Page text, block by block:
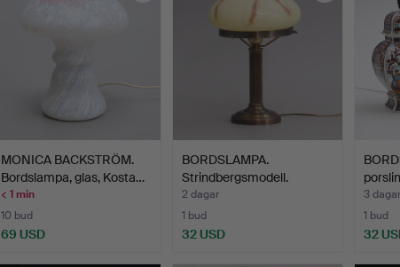
MONICA BACKSTRÖM.
Bordslampa, glas, Kosta…
< 1 min
10 bud
69 USD
BORDSLAMPA.
Strindbergsmodell.
2 dagar
1 bud
32 USD
3 dagar
1 bud
32